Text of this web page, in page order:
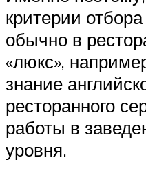
критерии
обычно в
«люкс»,
знание
ресторанного
работы в
уровня.